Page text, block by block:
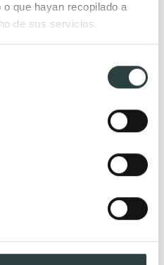
que hayan recopilado a
de sus servicios.
Imex Madeira